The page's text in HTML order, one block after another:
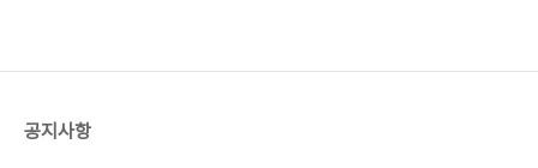
공지사항